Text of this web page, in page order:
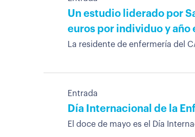
Un estudio liderado por
euros por individuo y año
La residente de enfermería del
Entrada
Día Internacional de la
El doce de mayo es el Día